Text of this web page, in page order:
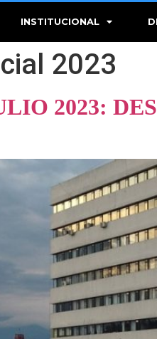
INSTITUCIONAL
2023
2023: